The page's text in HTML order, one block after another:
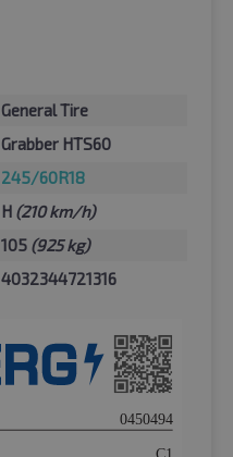
General Tire
Grabber HTS60
245/60R18
H (210 km/h)
105 (925 kg)
4032344721316